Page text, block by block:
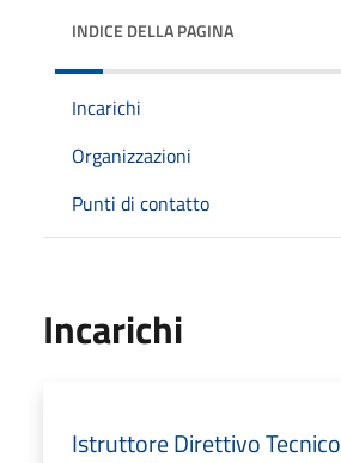
INDICE DELLA PAGINA
Incarichi
Organizzazioni
Punti di contatto
Incarichi
Istruttore Direttivo Tecnico